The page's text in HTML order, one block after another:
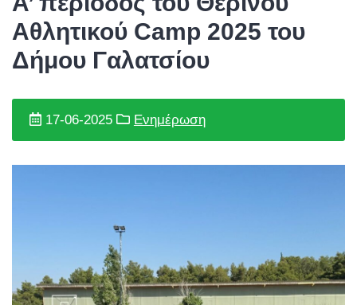
Αθλητικού Camp 2025 του
Δήμου Γαλατσίου
17-06-2025 Ενημέρωση